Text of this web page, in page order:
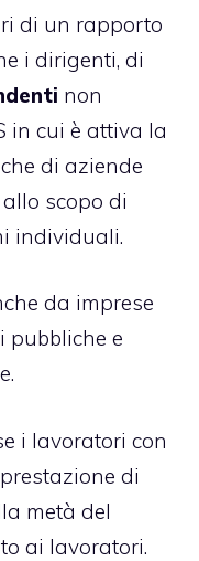
di un rapporto
i dirigenti, di
non
in cui è attiva la
di aziende
scopo di
individuali.
da imprese
pubbliche e
i lavoratori con
di
metà del
ai lavoratori.